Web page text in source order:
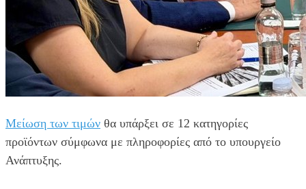
Μείωση των τιμών θα υπάρξει σε 12 κατηγορίες
προϊόντων σύμφωνα με πληροφορίες από το υπουργείο
Ανάπτυξης.